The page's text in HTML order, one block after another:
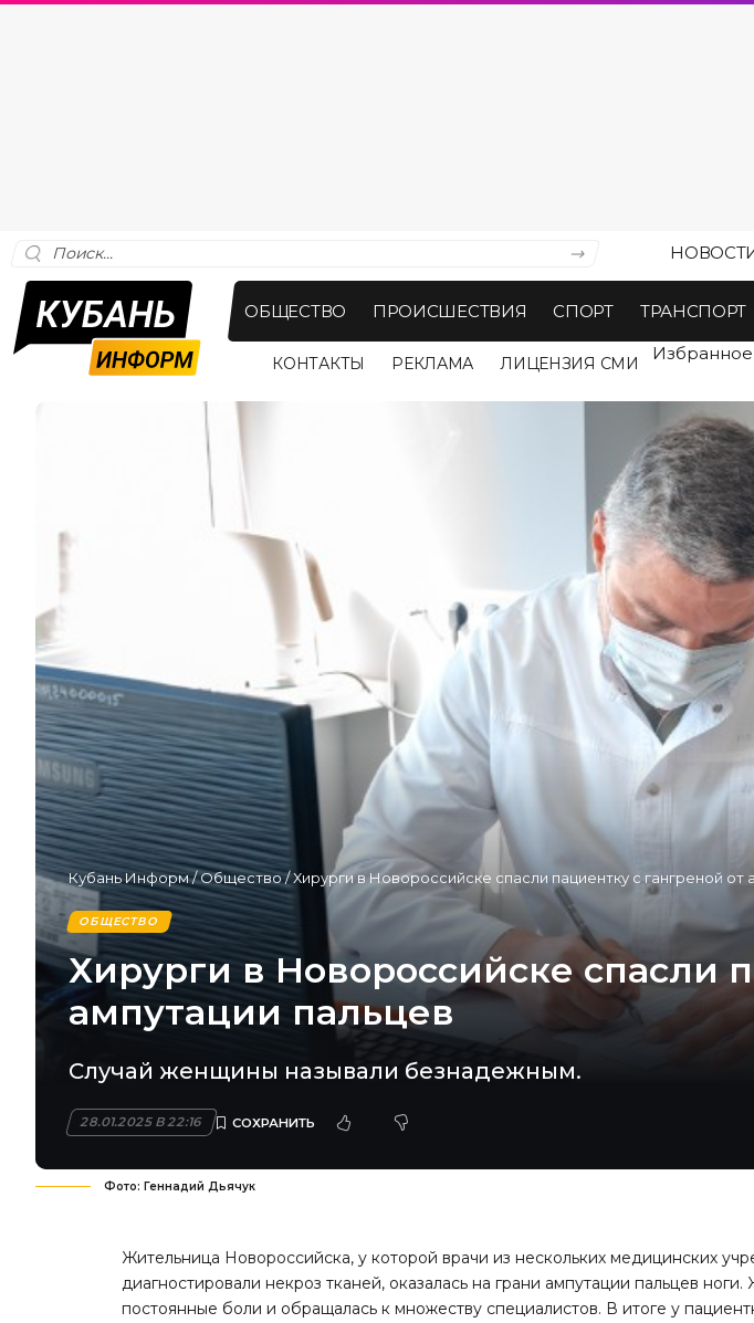
ОБЩЕСТВО ПРОИСШЕСТВИЯ СПОРТ ТРАНСПОРТ
КОНТАКТЫ РЕКЛАМА ЛИЦЕНЗИЯ СМИ Избранное
Кубань Информ/Общество/Хирурги в Новороссийске спасли пациентку с гангреной от
ОБЩЕСТВО
Хирурги в Новороссийске спасли
ампутации пальцев
Случай женщины называли безнадежным.
28.01.2025 В 22:16
Фото: Геннадий Дьячук
Жительница Новороссийска, у которой врачи из нескольких медицинских
диагностировали некроз тканей, оказалась на грани ампутации пальцев
постоянные боли и обращалась к множеству специалистов. В итоге у